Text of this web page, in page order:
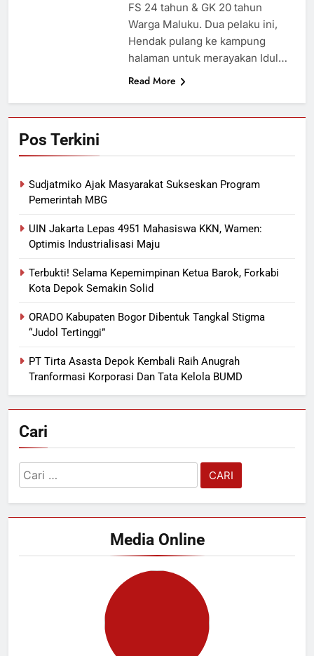
FS 24 tahun & GK 20 tahun
Warga Maluku. Dua pelaku ini,
Hendak pulang ke kampung
halaman untuk merayakan Idul…
Read More
Pos Terkini
Sudjatmiko Ajak Masyarakat Sukseskan Program
Pemerintah MBG
UIN Jakarta Lepas 4951 Mahasiswa KKN, Wamen:
Optimis Industrialisasi Maju
Terbukti! Selama Kepemimpinan Ketua Barok, Forkabi
Kota Depok Semakin Solid
ORADO Kabupaten Bogor Dibentuk Tangkal Stigma
“Judol Tertinggi”
PT Tirta Asasta Depok Kembali Raih Anugrah
Tranformasi Korporasi Dan Tata Kelola BUMD
Cari
Cari
untuk:
Media Online